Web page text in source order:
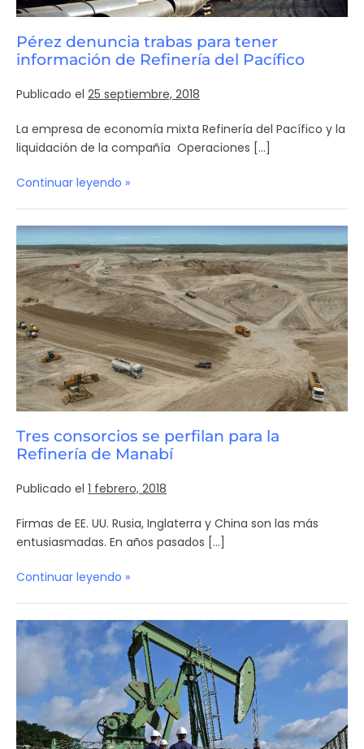
Pérez denuncia trabas para tener
información de Refinería del Pacífico
Publicado el 25 septiembre, 2018
La empresa de economía mixta Refinería del Pacífico y la
liquidación de la compañía Operaciones […]
Continuar leyendo »
Tres consorcios se perfilan para la
Refinería de Manabí
Publicado el 1 febrero, 2018
Firmas de EE. UU. Rusia, Inglaterra y China son las más
entusiasmadas. En años pasados […]
Continuar leyendo »